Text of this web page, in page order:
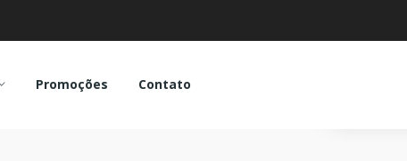
Promoções Contato